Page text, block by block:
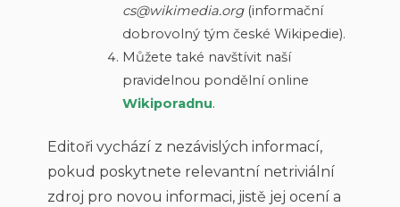
cs@wikimedia.org(informační
dobrovolný tým české Wikipedie).
Můžete také navštívit naší
pravidelnou pondělní online
Wikiporadnu.
Editoři vychází z nezávislých informací,
pokud poskytnete relevantní netriviální
zdroj pro novou informaci, jistě jej ocení a